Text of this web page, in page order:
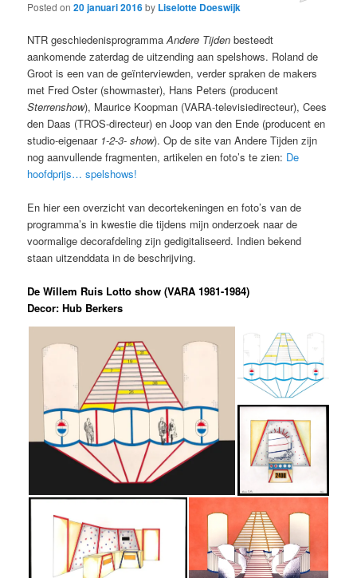
Posted on20 januari 2016by Liselotte Doeswijk
NTR geschiedenisprogrammaAndere Tijden besteedt
aankomende zaterdag de uitzending aan spelshows. Roland de
Groot is een van de geïnterviewden, verder spraken de makers
met Fred Oster (showmaster), Hans Peters (producent
Sterrenshow), Maurice Koopman (VARA-televisiedirecteur), Cees
den Daas (TROS-directeur) en Joop van den Ende (producent en
studio-eigenaar 1-2-3- show). Op de site van Andere Tijden zijn
nog aanvullende fragmenten, artikelen en foto’s te zien: De
hoofdprijs… spelshows!
En hier een overzicht van decortekeningen en foto’s van de
programma’s in kwestie die tijdens mijn onderzoek naar de
voormalige decorafdeling zijn gedigitaliseerd. Indien bekend
staan uitzenddata in de beschrijving.
De Willem Ruis Lotto show (VARA 1981-1984)
Decor: Hub Berkers